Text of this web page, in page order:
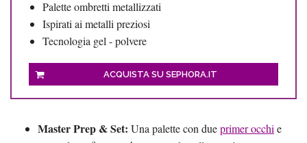
Palette ombretti metallizzati
Ispirati ai metalli preziosi
Tecnologia gel - polvere
ACQUISTA SU SEPHORA.IT
Master Prep & Set: Una palette con dueprimer occhi e